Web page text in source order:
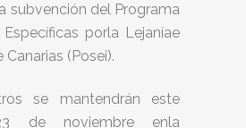
subvención del Programa
porla Lejaníae
Canarias (Posei).
se mantendrán este
de noviembre enla